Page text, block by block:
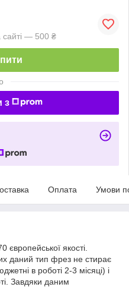
сайті — 500 ₴
з
Оплата Умови
якості.
даний тип фрез не стирає
в роботі 2-3 місяці) і
Завдяки даним